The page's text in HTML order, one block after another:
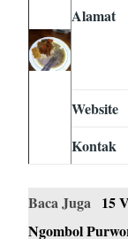
Alamat
Website
Kontak
Baca Juga
15
Ngombol